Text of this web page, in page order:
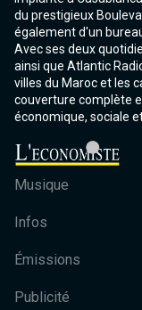
du prestigieux
également d'un
Avec ses deux
ainsi que Atlantic
villes du Maroc et les
couverture complète
économique, sociale
Musique
Infos
Émissions
Publicité